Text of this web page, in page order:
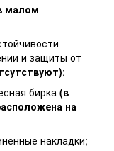
малом
и защиты от
;
бирка (в
на
накладки;